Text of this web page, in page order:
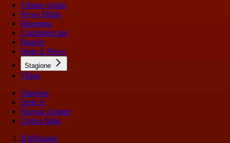
Ultime notizie
News Milan
Rassegna
Calciomercato
Pagelle
Serie A News
Stagione
Video
Stagione
Serie A
Europa League
Coppa Italia
Il Milanista